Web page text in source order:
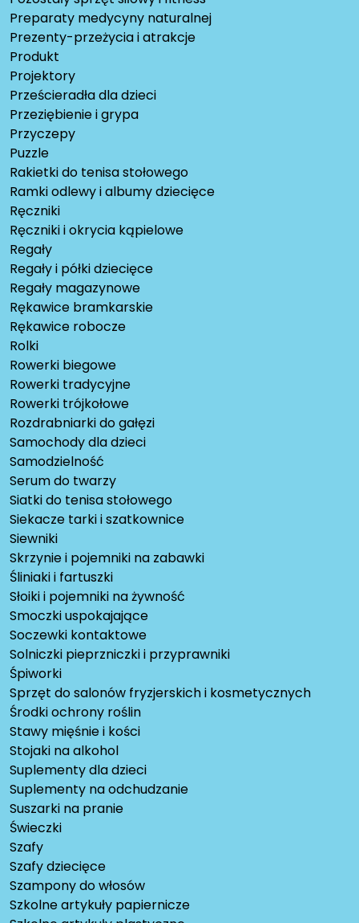
Preparaty medycyny naturalnej
Prezenty-przeżycia i atrakcje
Produkt
Projektory
Prześcieradła dla dzieci
Przeziębienie i grypa
Przyczepy
Puzzle
Rakietki do tenisa stołowego
Ramki odlewy i albumy dziecięce
Ręczniki
Ręczniki i okrycia kąpielowe
Regały
Regały i półki dziecięce
Regały magazynowe
Rękawice bramkarskie
Rękawice robocze
Rolki
Rowerki biegowe
Rowerki tradycyjne
Rowerki trójkołowe
Rozdrabniarki do gałęzi
Samochody dla dzieci
Samodzielność
Serum do twarzy
Siatki do tenisa stołowego
Siekacze tarki i szatkownice
Siewniki
Skrzynie i pojemniki na zabawki
Śliniaki i fartuszki
Słoiki i pojemniki na żywność
Smoczki uspokajające
Soczewki kontaktowe
Solniczki pieprzniczki i przyprawniki
Śpiworki
Sprzęt do salonów fryzjerskich i kosmetycznych
Środki ochrony roślin
Stawy mięśnie i kości
Stojaki na alkohol
Suplementy dla dzieci
Suplementy na odchudzanie
Suszarki na pranie
Świeczki
Szafy
Szafy dziecięce
Szampony do włosów
Szkolne artykuły papiernicze